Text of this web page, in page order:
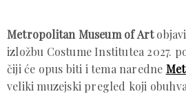
Metropolitan Museum of Art
izložbu Costume Institutea 2027.
čiji će opus biti i tema naredne
veliki muzejski pregled koji